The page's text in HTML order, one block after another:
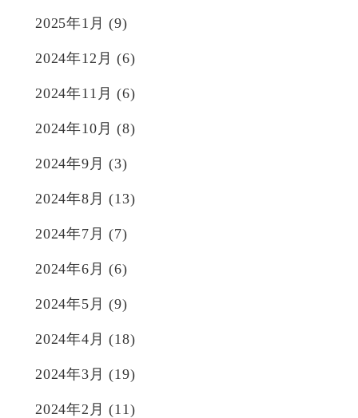
2025年1月 (9)
2024年12月 (6)
2024年11月 (6)
2024年10月 (8)
2024年9月 (3)
2024年8月 (13)
2024年7月 (7)
2024年6月 (6)
2024年5月 (9)
2024年4月 (18)
2024年3月 (19)
2024年2月 (11)